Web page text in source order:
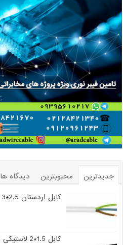
جدیدترین محبوبترین دیدگاه ها
کابل اردستان 2.5*3 لاستیکی فروش کارخانه
کابل 1.5*2 لاستیکی اردستان قیمت کارخانه